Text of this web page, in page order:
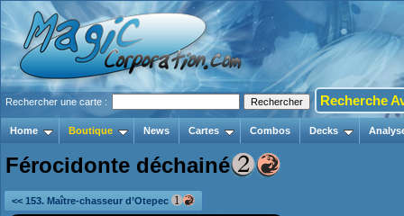
Rechercher une carte : Recherche
Home Boutique News Cartes Combos Decks
Férocidonte déchainé
<< 153. Maître-chasseur d’Otepec